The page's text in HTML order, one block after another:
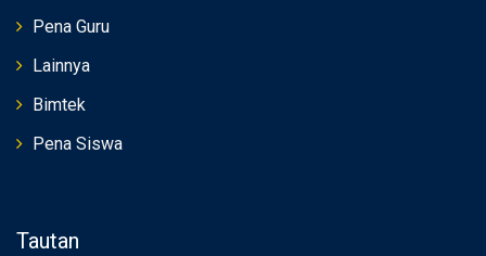
Pena Guru
Lainnya
Bimtek
Pena Siswa
Tautan